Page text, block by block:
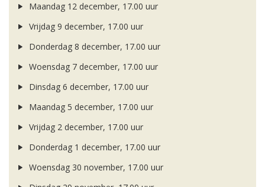
Maandag 12 december, 17.00 uur
Vrijdag 9 december, 17.00 uur
Donderdag 8 december, 17.00 uur
Woensdag 7 december, 17.00 uur
Dinsdag 6 december, 17.00 uur
Maandag 5 december, 17.00 uur
Vrijdag 2 december, 17.00 uur
Donderdag 1 december, 17.00 uur
Woensdag 30 november, 17.00 uur